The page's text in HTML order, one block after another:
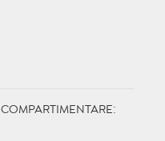
COMPARTIMENTARE :